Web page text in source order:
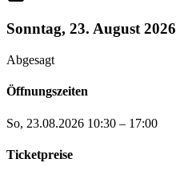
Sonntag, 23. August 2026
Abgesagt
Öffnungszeiten
So, 23.08.2026 10:30 – 17:00
Ticketpreise